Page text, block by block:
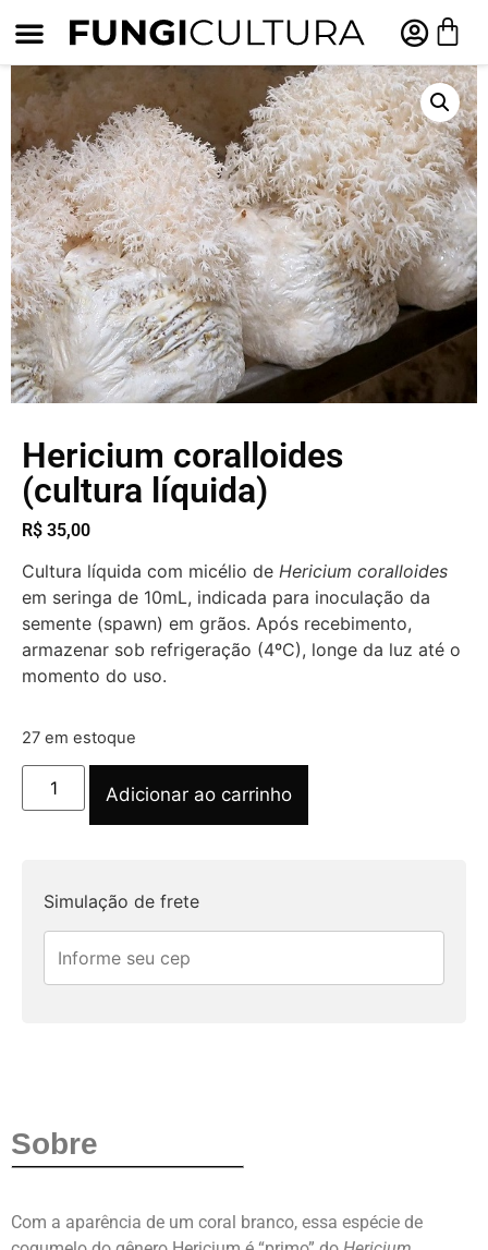
Hericium coralloides
(cultura líquida)
R$ 35,00
Cultura líquida com micélio de Hericium coralloides
em seringa de 10mL, indicada para inoculação da
semente (spawn) em grãos. Após recebimento,
armazenar sob refrigeração (4ºC), longe da luz até o
momento do uso.
27 em estoque
Adicionar ao carrinho
Simulação de frete
Sobre
Com a aparência de um coral branco, essa espécie de